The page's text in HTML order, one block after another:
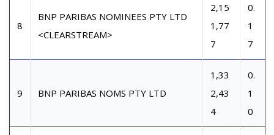
8
BNP PARIBAS NOMINEES PTY LTD
<CLEARSTREAM>
2,15
1,77
7
0.
1
7
9 BNP PARIBAS NOMS PTY LTD
1,33
2,43
4
0.
1
0